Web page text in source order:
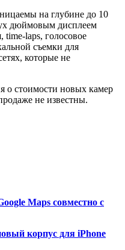
на глубине до 10
дюймовым дисплеем
laps, голосовое
съемки для
которые не
о стоимости новых камер
не известны.
Maps совместно с
корпус для iPhone